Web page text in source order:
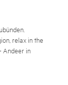
relax in the
Andeer in